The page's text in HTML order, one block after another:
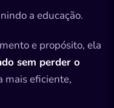
a educação.
e propósito, ela
sem perder o
mais eficiente,